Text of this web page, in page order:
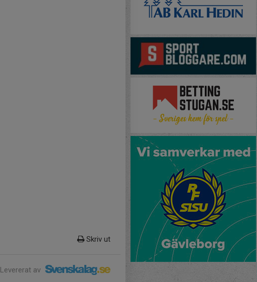
Skriv ut
Levererat av